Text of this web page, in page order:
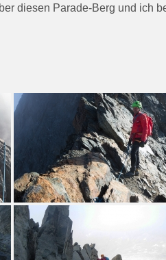
diesen Parade-Berg und ich